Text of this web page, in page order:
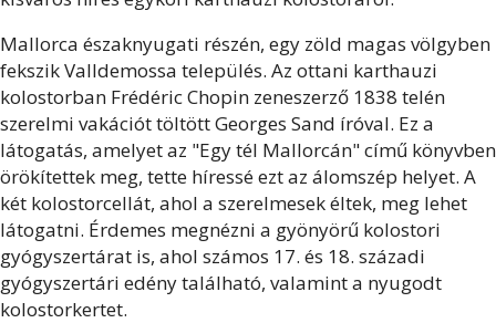
Mallorca északnyugati részén, egy zöld magas völgyben
fekszik Valldemossa település. Az ottani karthauzi
kolostorban Frédéric Chopin zeneszerző 1838 telén
szerelmi vakációt töltött Georges Sand íróval. Ez a
látogatás, amelyet az "Egy tél Mallorcán" című könyvben
örökítettek meg, tette híressé ezt az álomszép helyet. A
két kolostorcellát, ahol a szerelmesek éltek, meg lehet
látogatni. Érdemes megnézni a gyönyörű kolostori
gyógyszertárat is, ahol számos 17. és 18. századi
gyógyszertári edény található, valamint a nyugodt
kolostorkertet.